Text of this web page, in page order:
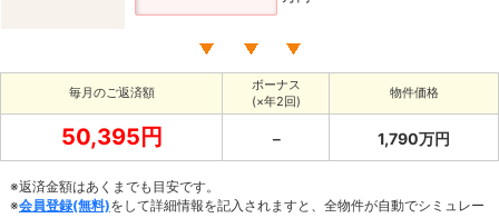
毎月のご返済額
ボーナス
(×年2回)
物件価格
50,395円 － 1,790万円
※返済金額はあくまでも目安です。
※会員登録(無料)をして詳細情報を記入されますと、全物件が自動でシミュレー